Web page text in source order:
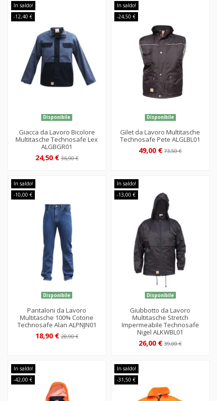
In saldo!
-12,40 €
Disponibile
Giacca da Lavoro Bicolore
Multitasche Technosafe Lex
ALGBGR01
24,50 €36,90 €
In saldo!
-24,50 €
Disponibile
Gilet da Lavoro Multitasche
Technosafe Pete ALGLBL01
49,00 €73,50 €
In saldo!
-10,00 €
Disponibile
Pantaloni da Lavoro
Multitasche 100% Cotone
Technosafe Alan ALPNJN01
18,90 €28,90 €
In saldo!
-13,00 €
Disponibile
Giubbotto da Lavoro
Multitasche Stretch
Impermeabile Technosafe
Nigel ALKWBL01
26,00 €39,00 €
In saldo!
-42,00 €
In saldo!
-31,50 €